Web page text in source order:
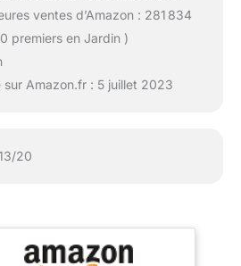
ventes d’Amazon : 281 834
premiers en Jardin )
sur Amazon.fr : 5 juillet 2023
20